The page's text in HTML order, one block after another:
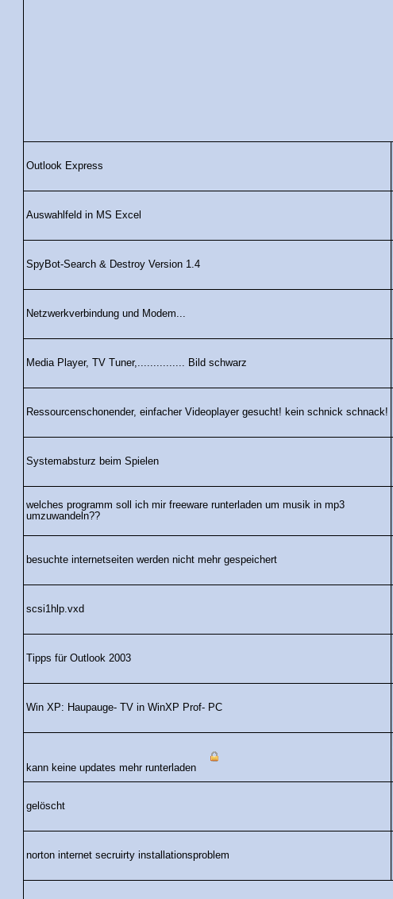
Outlook Express
Auswahlfeld in MS Excel
SpyBot-Search & Destroy Version 1.4
Netzwerkverbindung und Modem...
Media Player, TV Tuner,............... Bild schwarz
Ressourcenschonender, einfacher Videoplayer gesucht! kein schnick schnack!
Systemabsturz beim Spielen
welches programm soll ich mir freeware runterladen um musik in mp3
umzuwandeln??
besuchte internetseiten werden nicht mehr gespeichert
scsi1hlp.vxd
Tipps für Outlook 2003
Win XP: Haupauge- TV in WinXP Prof- PC
kann keine updates mehr runterladen
gelöscht
norton internet secruirty installationsproblem